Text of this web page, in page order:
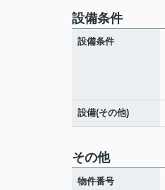
設備条件
設備条件
設備(その他)
その他
物件番号